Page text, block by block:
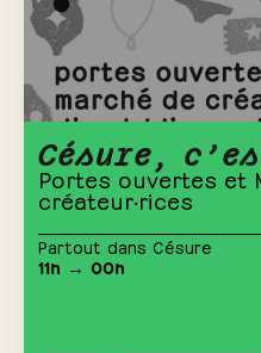
Césure,
Portes ouvertes et
créateur·rices
Partout dans Césure
11h → 00h